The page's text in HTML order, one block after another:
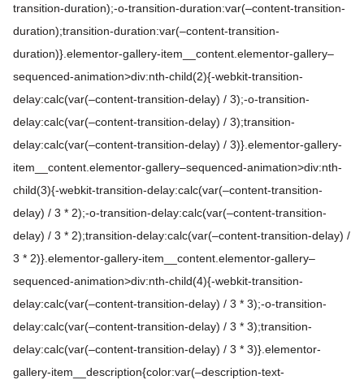
transition-duration);-o-transition-duration:var(–content-transition-
duration);transition-duration:var(–content-transition-
duration)}.elementor-gallery-item__content.elementor-gallery–
sequenced-animation>div:nth-child(2){-webkit-transition-
delay:calc(var(–content-transition-delay) / 3);-o-transition-
delay:calc(var(–content-transition-delay) / 3);transition-
delay:calc(var(–content-transition-delay) / 3)}.elementor-gallery-
item__content.elementor-gallery–sequenced-animation>div:nth-
child(3){-webkit-transition-delay:calc(var(–content-transition-
delay) / 3 * 2);-o-transition-delay:calc(var(–content-transition-
delay) / 3 * 2);transition-delay:calc(var(–content-transition-delay) /
3 * 2)}.elementor-gallery-item__content.elementor-gallery–
sequenced-animation>div:nth-child(4){-webkit-transition-
delay:calc(var(–content-transition-delay) / 3 * 3);-o-transition-
delay:calc(var(–content-transition-delay) / 3 * 3);transition-
delay:calc(var(–content-transition-delay) / 3 * 3)}.elementor-
gallery-item__description{color:var(–description-text-